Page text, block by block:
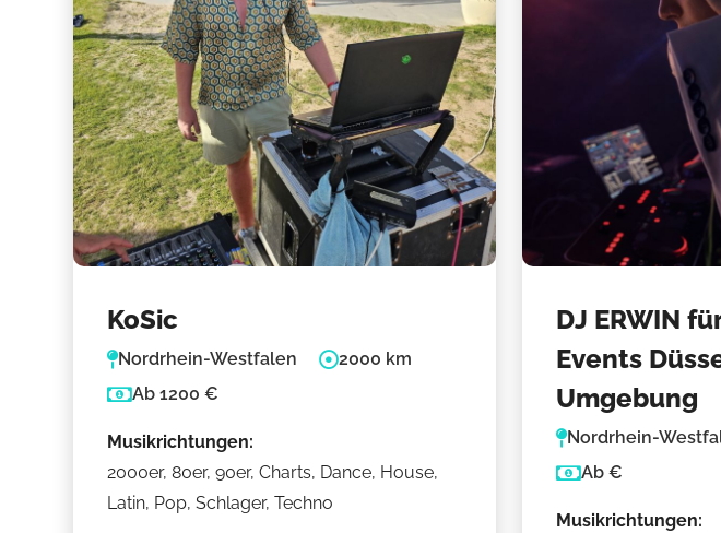
KoSic
Nordrhein-Westfalen
2000 km
Ab 1200 €
Musikrichtungen:
2000er, 80er, 90er, Charts, Dance, House,
Latin, Pop, Schlager, Techno
DJ ERWIN
Events
Umgebung
Nordrhein-
Ab €
Musikrichtungen: